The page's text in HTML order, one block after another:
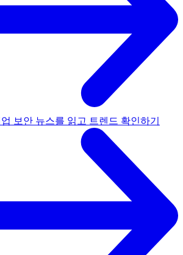
보안 뉴스를 읽고 트렌드 확인하기